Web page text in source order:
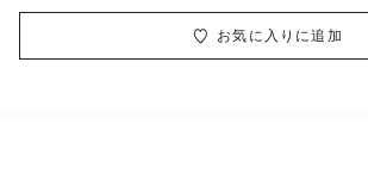
お気に入りに追加